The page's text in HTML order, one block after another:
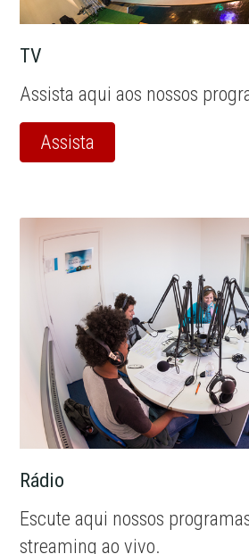
TV
Assista aqui aos nossos
Assista
Rádio
Escute aqui nossos
streaming ao vivo.